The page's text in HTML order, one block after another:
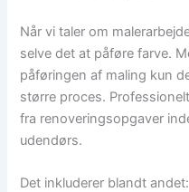
Når vi taler om
selve det at påføre farve.
påføringen af maling kun
større proces.
fra renoveringsopgaver
udendørs.
Det inkluderer blandt andet: